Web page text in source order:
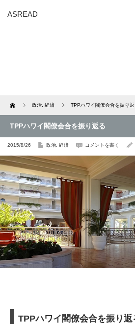
ASREAD
Home 政治 経済 TPPハワイ閣僚会合を振り返
TPPハワイ閣僚会合を振り返る
2015/8/26 政治 経済 コメントを書く
TPPハワイ閣僚会合を振り返